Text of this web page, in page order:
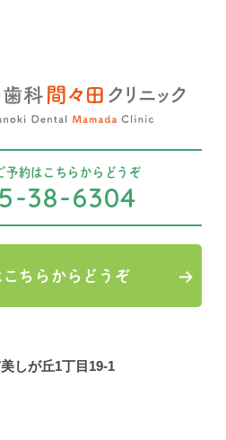
予約はこちらからどうぞ
38-6304
ちらからどうぞ
しが丘1丁目19-1